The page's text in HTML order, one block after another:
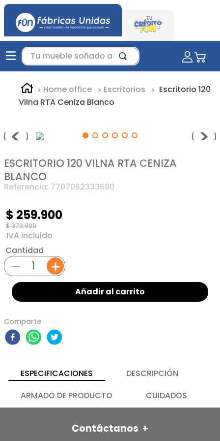
Tu mueble soñado aquí...
Home office Escritorios
Escritorio 120
Vilna RTA Ceniza Blanco
ESCRITORIO 120 VILNA RTA CENIZA
BLANCO
Referencia: 7707062333680
$373.900
$ 259.900
Cantidad
＋
－
Añadir al carrito
Comparte
ESPECIFICACIONES
DESCRIPCIÓN
ARMADO DE PRODUCTO
CUIDADOS
Contáctanos +